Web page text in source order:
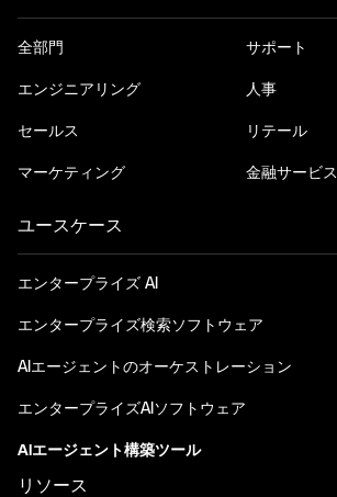
全部門
エンジニアリング
セールス
マーケティング
サポート
人事
リテール
金融サービス
ユースケース
エンタープライズ AI
エンタープライズ検索ソフトウェア
AIエージェントのオーケストレーション
エンタープライズAIソフトウェア
AIエージェント構築ツール
リソース